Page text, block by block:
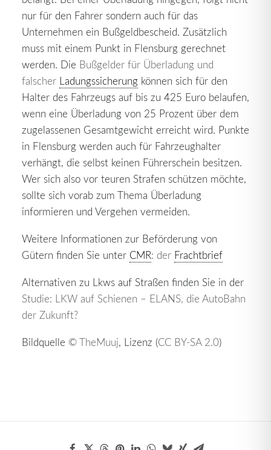
nur für den Fahrer sondern auch für das
Unternehmen ein Bußgeldbescheid. Zusätzlich
muss mit einem Punkt in Flensburg gerechnet
werden. Die Bußgelder für Überladung und
falscher Ladungssicherung können sich für den
Halter des Fahrzeugs auf bis zu 425 Euro belaufen,
wenn eine Überladung von 25 Prozent über dem
zugelassenen Gesamtgewicht erreicht wird. Punkte
in Flensburg werden auch für Fahrzeughalter
verhängt, die selbst keinen Führerschein besitzen.
Wer sich also vor teuren Strafen schützen möchte,
sollte sich vorab zum Thema Überladung
informieren und Vergehen vermeiden.
Weitere Informationen zur Beförderung von
Gütern finden Sie unter CMR: der Frachtbrief
Alternativen zu Lkws auf Straßen finden Sie in der
Studie: LKW auf Schienen – ELANS, die AutoBahn
der Zukunft?
Bildquelle ©TheMuuj, Lizenz (CC BY-SA 2.0)